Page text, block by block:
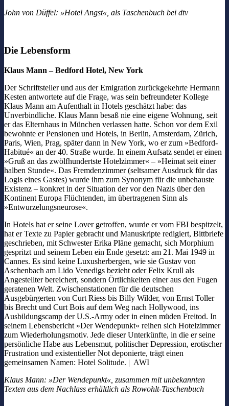
John von Düffel: »Hotel Angst«, als Taschenbuch bei dtv
Die Lebensform
Klaus Mann – Bedford Hotel, New York
Der Schriftsteller und aus der Emigration zurückgekehrte Hermann
Kesten antwortete auf die Frage, was sein befreundeter Kollege
Klaus Mann am Aufenthalt in Hotels geschätzt habe: das
Unverbindliche. Klaus Mann besaß nie eine eigene Wohnung, seit
er das Elternhaus in München verlassen hatte. Schon vor dem Exil
bewohnte er Pensionen und Hotels, in Berlin, Amsterdam, Zürich,
Paris, Wien, Prag, später dann in New York, wo er zum »Bedford-
Habitué« an der 40. Straße wurde. In einem Aufsatz sendet er einen
»Gruß an das zwölfhundertste Hotelzimmer« – »Heimat seit einer
halben Stunde«. Das Fremdenzimmer (seltsamer Ausdruck für das
Logis eines Gastes) wurde ihm zum Synonym für die unbehauste
Existenz – konkret in der Situation der vor den Nazis über den
Kontinent Europa Flüchtenden, im übertragenen Sinn als
»Entwurzelungsneurose«.
In Hotels hat er seine Lover getroffen, wurde er vom FBI bespitzelt,
hat er Texte zu Papier gebracht und Manuskripte redigiert, Bittbriefe
geschrieben, mit Schwester Erika Pläne gemacht, sich Morphium
gespritzt und seinem Leben ein Ende gesetzt: am 21. Mai 1949 in
Cannes. Es sind keine Luxusherbergen, wie sie Gustav von
Aschenbach am Lido Venedigs bezieht oder Felix Krull als
Angestellter bereichert, sondern Örtlichkeiten einer aus den Fugen
geratenen Welt. Zwischenstationen für die deutschen
Ausgebürgerten von Curt Riess bis Billy Wilder, von Ernst Toller
bis Brecht und Curt Bois auf dem Weg nach Hollywood, ins
Ausbildungscamp der U.S.-Army oder in einen müden Freitod. In
seinem Lebensbericht »Der Wendepunkt« reihen sich Hotelzimmer
zum Wiederholungsmotiv. Jede dieser Unterkünfte, in die er seine
persönliche Habe aus Lebensmut, politischer Depression, erotischer
Frustration und existentieller Not deponierte, trägt einen
gemeinsamen Namen: Hotel Solitude. | AWI
Klaus Mann: »Der Wendepunkt«, zusammen mit unbekannten
Texten aus dem Nachlass erhältlich als Rowohlt-Taschenbuch